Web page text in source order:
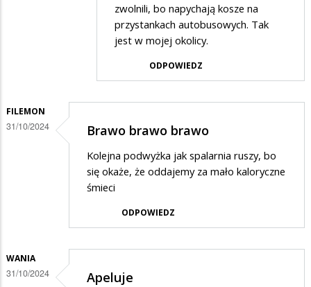
Segregować
nie
segregować
zwolnili, bo napychają kosze na
przystankach autobusowych. Tak
jest w mojej okolicy.
ODPOWIEDZ
FILEMON
31/10/2024 Brawo brawo brawo
Kolejna podwyżka jak spalarnia ruszy, bo
się okaże, że oddajemy za mało kaloryczne
śmieci
ODPOWIEDZ
WANIA
31/10/2024 Apeluje